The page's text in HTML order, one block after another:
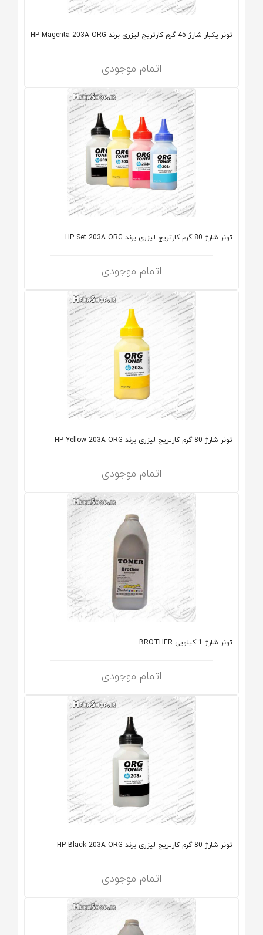
تونر یکبار شارژ 45 گرم کارتریج لیزری برند HP Magenta 203A ORG
اتمام موجودی
تونر شارژ 80 گرم کارتریج لیزری برند HP Set 203A ORG
اتمام موجودی
تونر شارژ 80 گرم کارتریج لیزری برند HP Yellow 203A ORG
اتمام موجودی
تونر شارژ 1 کیلویی BROTHER
اتمام موجودی
تونر شارژ 80 گرم کارتریج لیزری برند HP Black 203A ORG
اتمام موجودی